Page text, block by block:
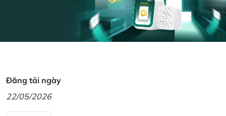
Đăng tải ngày
22/05/2026